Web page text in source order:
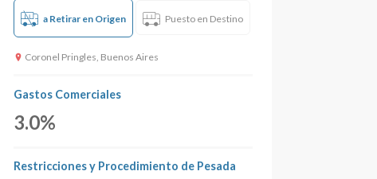
a Retirar en Origen Puesto en Destino
Coronel Pringles, Buenos Aires
Gastos Comerciales
3.0%
Restricciones y Procedimiento de Pesada